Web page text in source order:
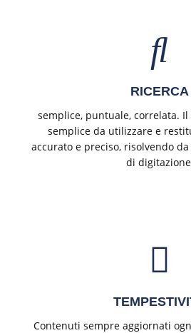
RICERCA
semplice, puntuale, correlata.
semplice da utilizzare e
accurato e preciso, risolvendo
di
Contenuti sempre aggiornati